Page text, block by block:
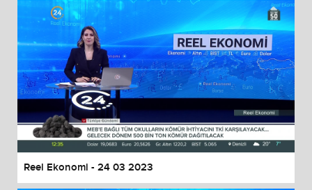
Reel Ekonomi - 24 03 2023